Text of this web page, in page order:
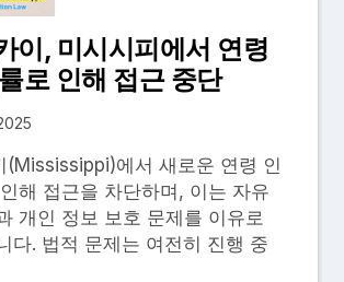
이, 미시시피에서 연령
로 인해 접근 중단
(Mississippi)에서 새로운 연령 인
해 접근을 차단하며, 이는 자유
개인 정보 보호 문제를 이유로
다. 법적 문제는 여전히 진행 중